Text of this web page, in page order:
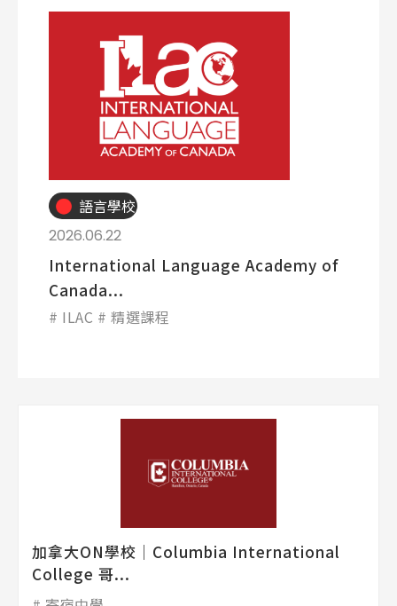
語言學校
2026.06.22
International Language Academy of
Canada...
ILAC 精選課程
加拿大ON學校│Columbia International
College 哥...